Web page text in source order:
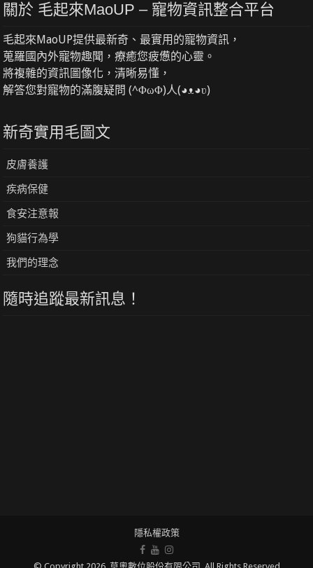
關於 毛起來MaoUP – 寵物資訊整合平台
毛起來MaoUP提供最新奇、最實用的寵物資訊，
蒐羅國內外寵物趣聞，療癒您疲憊的心靈。
將複雜的資訊圖像化，清晰易懂，
解答您對寵物的滿腹疑問 (^ΦωΦ)人(◕ᴥ◕ʋ)
新奇實用毛圖文
皮膚養護
疾病保健
食安注意報
狗貓行為學
我們的理念
隨時追蹤最新訊息！
隱私權政策